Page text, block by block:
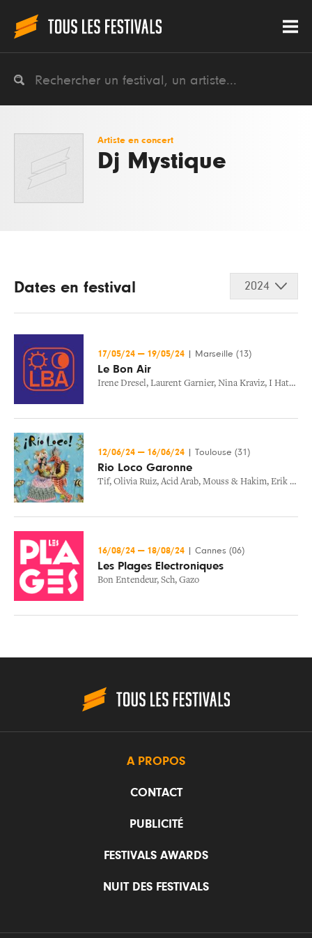
Artiste en concert
Dj Mystique
Dates en festival 2024
17/05/24 — 19/05/24 Marseille (13)
Le Bon Air
Irene Dresel, Laurent Garnier, Nina Kraviz, I Hate Models
12/06/24 — 16/06/24 Toulouse (31)
Rio Loco Garonne
Tif, Olivia Ruiz, Acid Arab, Mouss & Hakim, Erik Truffaz
16/08/24 — 18/08/24 Cannes (06)
Les Plages Electroniques
Bon Entendeur, Sch, Gazo
A PROPOS
CONTACT
PUBLICITÉ
FESTIVALS AWARDS
NUIT DES FESTIVALS